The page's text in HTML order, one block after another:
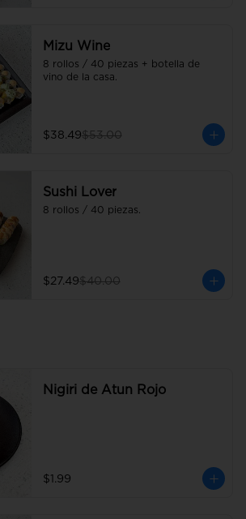
Mizu Wine
8 rollos / 40 piezas + botella de
vino de la casa.
$38.49$53.00
Sushi Lover
8 rollos / 40 piezas.
$27.49$40.00
Nigiri de Atun Rojo
$1.99